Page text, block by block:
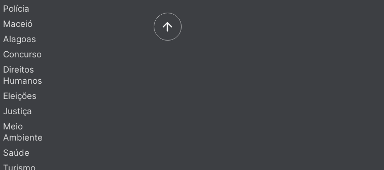
Polícia
Maceió
Alagoas
Concurso
Direitos
Humanos
Eleições
Justiça
Meio
Ambiente
Saúde
Turismo